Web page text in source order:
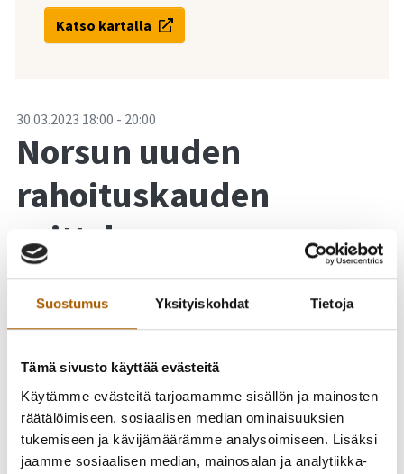
Suostumus Yksityiskohdat Tietoja
Tämä sivusto käyttää evästeitä
Käytämme evästeitä tarjoamamme sisällön ja mainosten
räätälöimiseen, sosiaalisen median ominaisuuksien
tukemiseen ja kävijämäärämme analysoimiseen. Lisäksi
jaamme sosiaalisen median, mainosalan ja analytiikka-
Katso kartalla
-30.03.2023 18:00 - 20:00
Norsun uuden
rahoituskauden
esittely
yhdistystoimijoille
Nouseva Rannikkoseutu eli Norsu myöntää rahoitusta
kehittämishankkeisiin. Norsu on valmistautumassa nyt
uuteen rahoituskauteen, joka käynnistyy kevään 2023
aikana. Olemme perinteisesti uuden kauden käynnistyessä
kiertäneet jokaisessa toiminta-alueemme kunnassa
kertomassa tuki- ja rahoitusmahdollisuuksista. Pidämme